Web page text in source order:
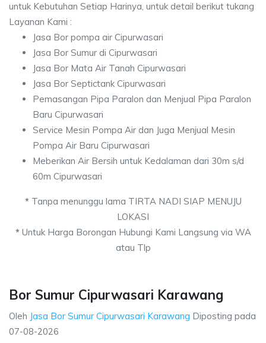
untuk Kebutuhan Setiap Harinya, untuk detail berikut tukang
Layanan Kami :
Jasa Bor pompa air Cipurwasari
Jasa Bor Sumur di Cipurwasari
Jasa Bor Mata Air Tanah Cipurwasari
Jasa Bor Septictank Cipurwasari
Pemasangan Pipa Paralon dan Menjual Pipa Paralon
Baru Cipurwasari
Service Mesin Pompa Air dan Juga Menjual Mesin
Pompa Air Baru Cipurwasari
Meberikan Air Bersih untuk Kedalaman dari 30m s/d
60m Cipurwasari
*Tanpa menunggu lama TIRTA NADI SIAP MENUJU
LOKASI
*Untuk Harga Borongan Hubungi Kami Langsung via WA
atau Tlp
Bor Sumur Cipurwasari Karawang
Oleh Jasa Bor Sumur Cipurwasari Karawang Diposting pada
07-08-2026